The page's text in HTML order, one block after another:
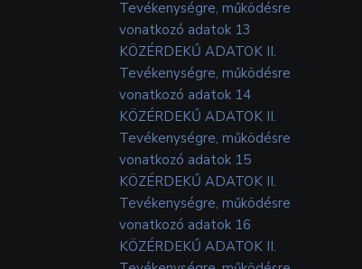
Tevékenységre, működésre
vonatkozó adatok 13
KÖZÉRDEKŰ ADATOK II.
Tevékenységre, működésre
vonatkozó adatok 14
KÖZÉRDEKŰ ADATOK II.
Tevékenységre, működésre
vonatkozó adatok 15
KÖZÉRDEKŰ ADATOK II.
Tevékenységre, működésre
vonatkozó adatok 16
KÖZÉRDEKŰ ADATOK II.